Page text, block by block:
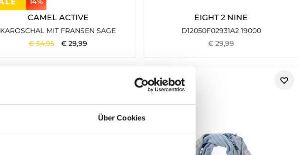
Über Cookies
CAMEL ACTIVE
KAROSCHAL MIT FRANSEN SAGE
€34,95 €29,99
EIGHT 2 NINE
D12050F02931A2 19000
€29,99